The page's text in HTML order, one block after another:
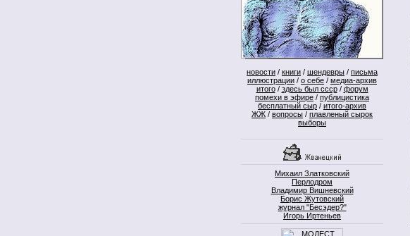
новости / книги / шендевры / письма
иллюстрации / о себе / медиа-архив
итого/ здесь был ссср/ форум
помехи в эфире / публицистика
бесплатный сыр / итого-архив
ЖЖ / вопросы / плавленый сырок
выборы
Михаил Златковский
Перлодром
Владимир Вишневский
Борис Жутовский
журнал "Бесэдер?"
Игорь Иртеньев